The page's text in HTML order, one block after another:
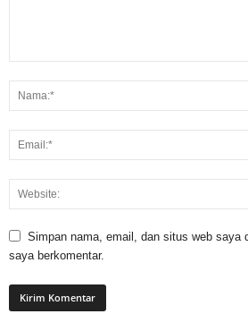
Simpan nama, email, dan situs web saya
saya berkomentar.